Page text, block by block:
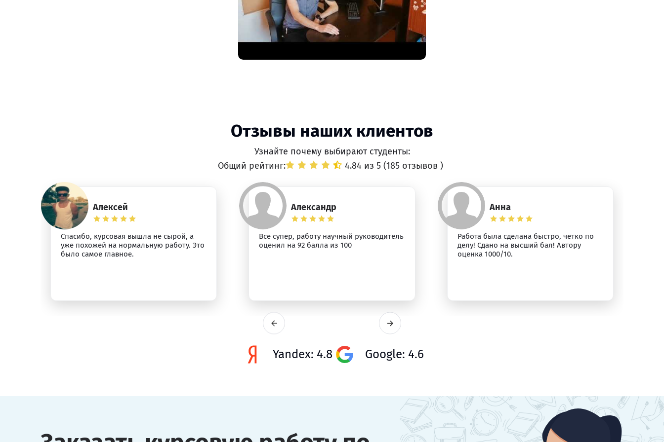
Отзывы наших клиентов
Узнайте почему выбирают студенты:
Общий рейтинг:
4.84 из 5 (185 отзывов )
Алексей
Спасибо, курсовая вышла не сырой, а
уже похожей на нормальную работу. Это
было самое главное.
Александр
Все супер, работу научный руководитель
оценил на 92 балла из 100
Анна
Работа была сделана быстро, четко по
делу! Сдано на высший бал! Автору
оценка 1000/10.
Yandex: 4.8 Google: 4.6